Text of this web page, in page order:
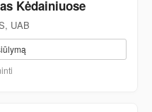
Kėdainiuose
UAB